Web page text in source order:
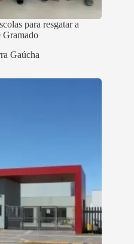
para resgatar a
Gramado
Gaúcha